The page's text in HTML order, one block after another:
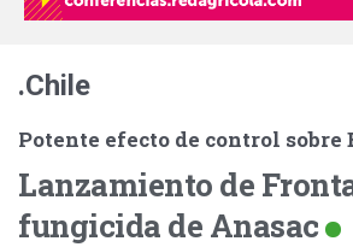
.Chile
Potente efecto de control
Lanzamiento de
fungicida de Anasac